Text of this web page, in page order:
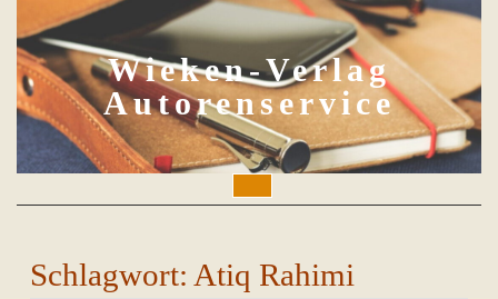
to
content
Wieken-Verlag
Autorenservice
Button
Schlagwort: Atiq Rahimi